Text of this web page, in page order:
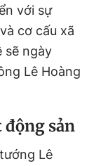
với sự
cơ cấu xã
sẽ ngày
Lê Hoàng
sản
Lê